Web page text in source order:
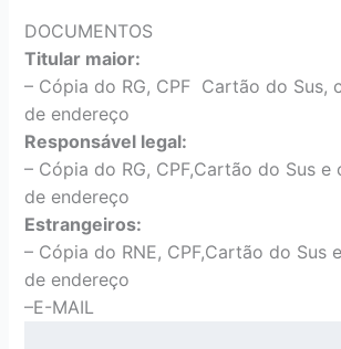
DOCUMENTOS
Titular maior:
– Cópia do RG, CPF Cartão do Sus,
de endereço
Responsável legal:
– Cópia do RG, CPF,Cartão do Sus
de endereço
Estrangeiros:
– Cópia do RNE, CPF,Cartão do Sus
de endereço
–E-MAIL